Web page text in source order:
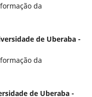
da
de Uberaba -
da
de Uberaba -